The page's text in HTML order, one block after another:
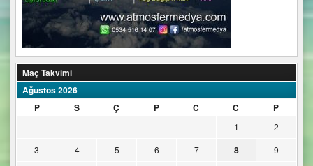
Maç Takvimi
Ağustos 2026
P
S Ç P C C P
1
2
3
4 5 6 7 8
9